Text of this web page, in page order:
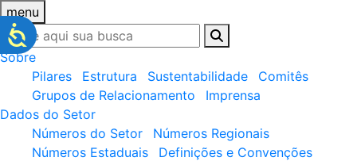
menu
Sobre
Pilares
Estrutura Sustentabilidade
Comitês
Grupos de Relacionamento
Imprensa
Dados do Setor
Números do Setor
Números Regionais
Números Estaduais
Definições e Convenções